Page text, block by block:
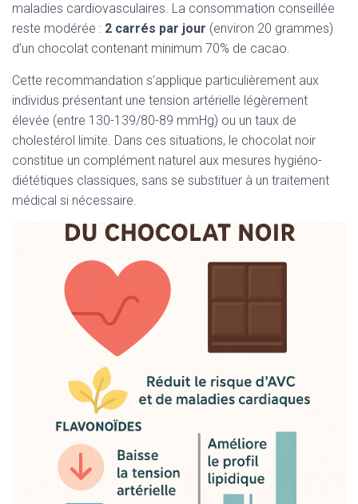
maladies cardiovasculaires. La consommation conseillée
reste modérée : 2 carrés par jour (environ 20 grammes)
d’un chocolat contenant minimum 70% de cacao.
Cette recommandation s’applique particulièrement aux
individus présentant une tension artérielle légèrement
élevée (entre 130-139/80-89 mmHg) ou un taux de
cholestérol limite. Dans ces situations, le chocolat noir
constitue un complément naturel aux mesures hygiéno-
diététiques classiques, sans se substituer à un traitement
médical si nécessaire.